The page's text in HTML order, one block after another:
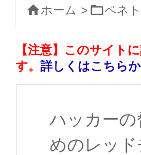
ホーム > ペネ
【注意】このサイト
す。 詳しくはこちら
ハッカーの
めのレッ